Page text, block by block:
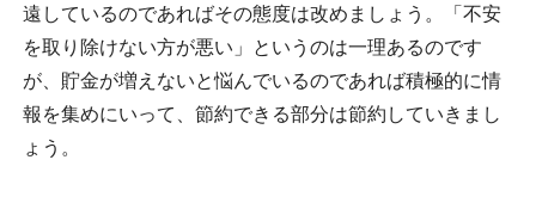
遠しているのであればその態度は改めましょう。「不安
を取り除けない方が悪い」というのは一理あるのです
が、貯金が増えないと悩んでいるのであれば積極的に情
報を集めにいって、節約できる部分は節約していきまし
ょう。